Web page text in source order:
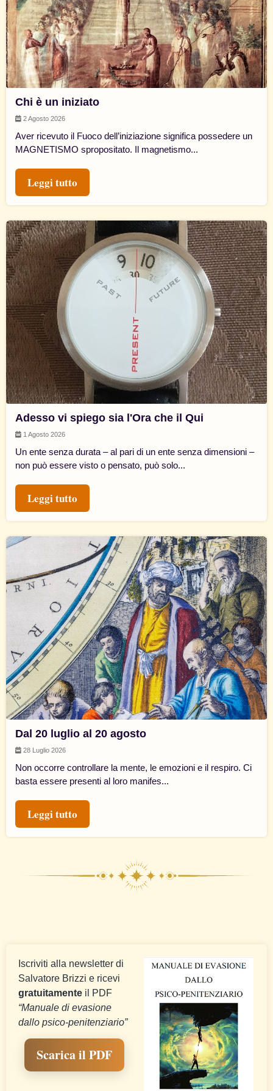
Chi è un iniziato
2 Agosto 2026
Aver ricevuto il Fuoco dell’iniziazione significa possedere un
MAGNETISMO spropositato. Il magnetismo...
Leggi tutto
Adesso vi spiego sia l'Ora che il Qui
1 Agosto 2026
Un ente senza durata – al pari di un ente senza dimensioni –
non può essere visto o pensato, può solo...
Leggi tutto
Dal 20 luglio al 20 agosto
28 Luglio 2026
Non occorre controllare la mente, le emozioni e il respiro. Ci
basta essere presenti al loro manifes...
Leggi tutto
Iscriviti alla newsletter di
Salvatore Brizzi e ricevi
gratuitamente il PDF
“Manuale di evasione
dallo psico-penitenziario”
Scarica il PDF